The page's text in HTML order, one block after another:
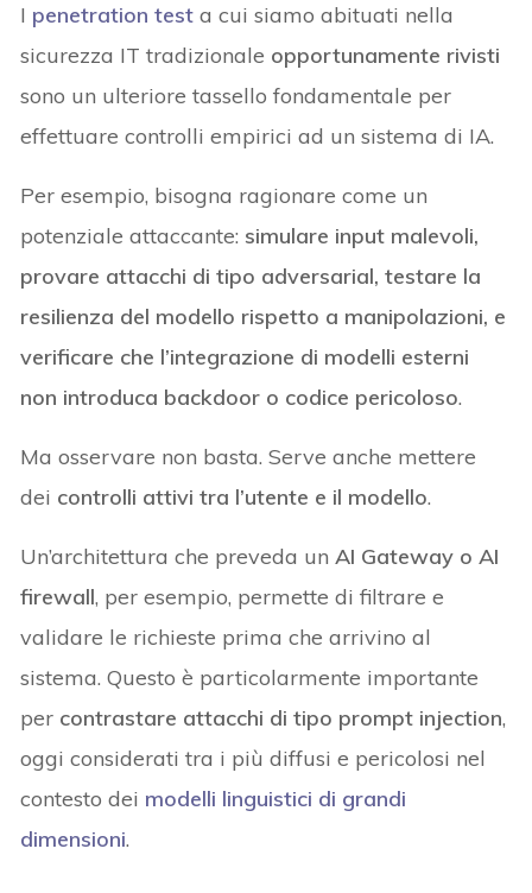
I penetration testa cui siamo abituati nella
sicurezza IT tradizionale opportunamente rivisti
sono un ulteriore tassello fondamentale per
effettuare controlli empirici ad un sistema di IA.
Per esempio, bisogna ragionare come un
potenziale attaccante: simulare input malevoli,
provare attacchi di tipo adversarial, testare la
resilienza del modello rispetto a manipolazioni, e
verificare che l’integrazione di modelli esterni
non introduca backdoor o codice pericoloso.
Ma osservare non basta. Serve anche mettere
dei controlli attivi tra l’utente e il modello.
Un’architettura che preveda unAI Gateway o AI
firewall, per esempio, permette di filtrare e
validare le richieste prima che arrivino al
sistema. Questo è particolarmente importante
per contrastare attacchi di tipo prompt injection,
oggi considerati tra i più diffusi e pericolosi nel
contesto dei modelli linguistici di grandi
dimensioni.